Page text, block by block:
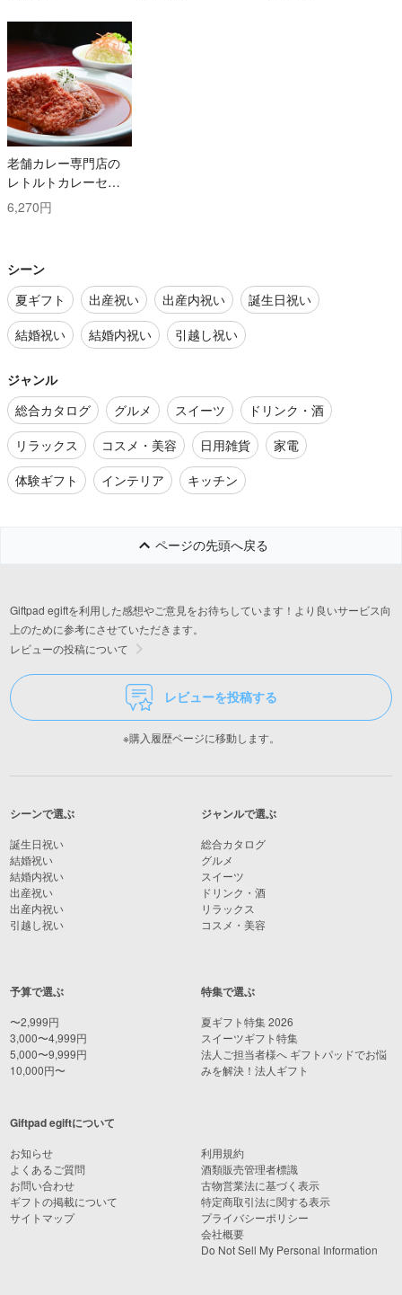
老舗カレー専門店の
レトルトカレーセッ
ト
6,270円
シーン
夏ギフト
出産祝い 出産内祝い
誕生日祝い
結婚祝い
結婚内祝い 引越し祝い
ジャンル
総合カタログ
グルメ スイーツ
ドリンク・酒
リラックス
コスメ・美容 日用雑貨
家電
体験ギフト
インテリア キッチン
ページの先頭へ戻る
Giftpad egiftを利用した感想やご意見をお待ちしています！より良いサービス向
上のために参考にさせていただきます。
レビューの投稿について
レビューを投稿する
※購入履歴ページに移動します。
シーンで選ぶ
誕生日祝い
結婚祝い
結婚内祝い
出産祝い
出産内祝い
引越し祝い
予算で選ぶ
〜2,999円
3,000〜4,999円
5,000〜9,999円
10,000円〜
ジャンルで選ぶ
総合カタログ
グルメ
スイーツ
ドリンク・酒
リラックス
コスメ・美容
特集で選ぶ
夏ギフト特集 2026
スイーツギフト特集
法人ご担当者様へ ギフトパッドでお悩
みを解決！法人ギフト
Giftpad egiftについて
お知らせ
よくあるご質問
お問い合わせ
ギフトの掲載について
サイトマップ
利用規約
酒類販売管理者標識
古物営業法に基づく表示
特定商取引法に関する表示
プライバシーポリシー
会社概要
Do Not Sell My Personal Information